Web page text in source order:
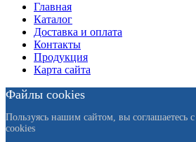
Главная
Каталог
Доставка и оплата
Контакты
Продукция
Карта сайта
Файлы cookies
Пользуясь нашим сайтом, вы соглашаетесь
cookies